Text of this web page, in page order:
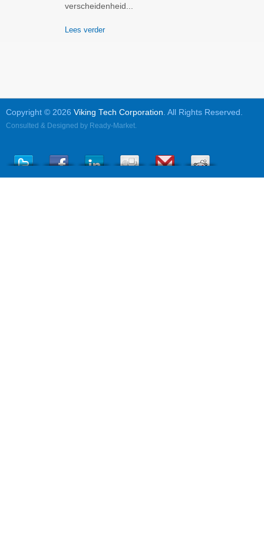
verscheidenheid...
Lees verder
Copyright © 2026 Viking Tech Corporation . All Rights Reserved.
Consulted & Designed by Ready-Market.